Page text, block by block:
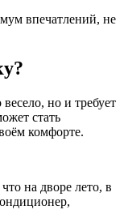
впечатлений, не
но и требует
стать
комфорте.
на дворе лето, в